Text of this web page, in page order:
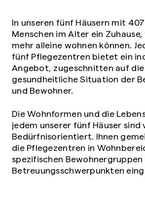
In unseren fünf Häusern mit
Menschen im Alter ein
mehr alleine wohnen können.
fünf Pflegezentren bietet ein
Angebot, zugeschnitten auf die
gesundheitliche Situation der
und Bewohner.
Die Wohnformen und die
jedem unserer fünf Häuser
Bedürfnisorientiert. Ihnen
die Pflegezentren in
spezifischen Bewohnergruppen
Betreuungsschwerpunkten